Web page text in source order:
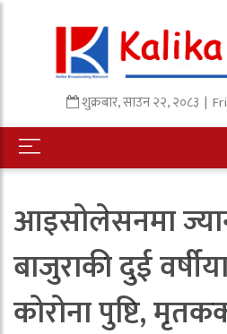
शुक्रबार,साउन२२,२०८३ |
आइसोलेसनमा
बाजुराकी दुई
कोरोना पुष्टि,